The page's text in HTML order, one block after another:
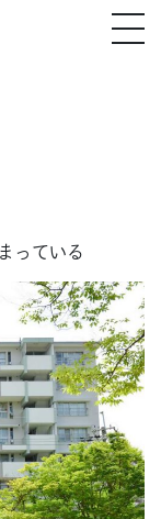
っている